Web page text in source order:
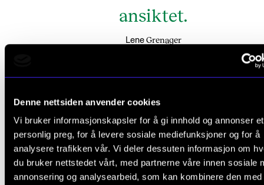
Denne nettsiden anvender cookies
Vi bruker informasjonskapsler for å gi innhold og annonser et
personlig preg, for å levere sosiale mediefunksjoner og for å
analysere trafikken vår. Vi deler dessuten informasjon om
du bruker nettstedet vårt, med partnerne våre innen sosiale
annonsering og analysearbeid, som kan kombinere den med
ansiktet.
Lene Grenager
De hellige
Mer om samtidsmusikken senere.
Allerede da hun startet med piano i seks-årsalderen